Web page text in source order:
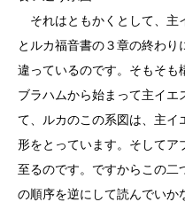
それはともかくとして、主
とルカ福音書の３章の終わ
違っているのです。そもそも
ブラハムから始まって主イエ
て、ルカのこの系図は、主イ
形をとっています。そしてア
至るのです。ですからこの二
の順序を逆にして読んでいか